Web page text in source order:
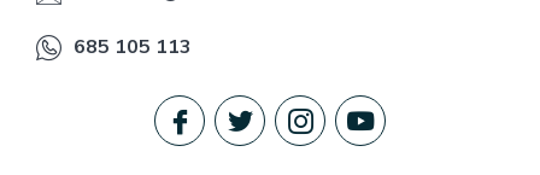
685 105 113